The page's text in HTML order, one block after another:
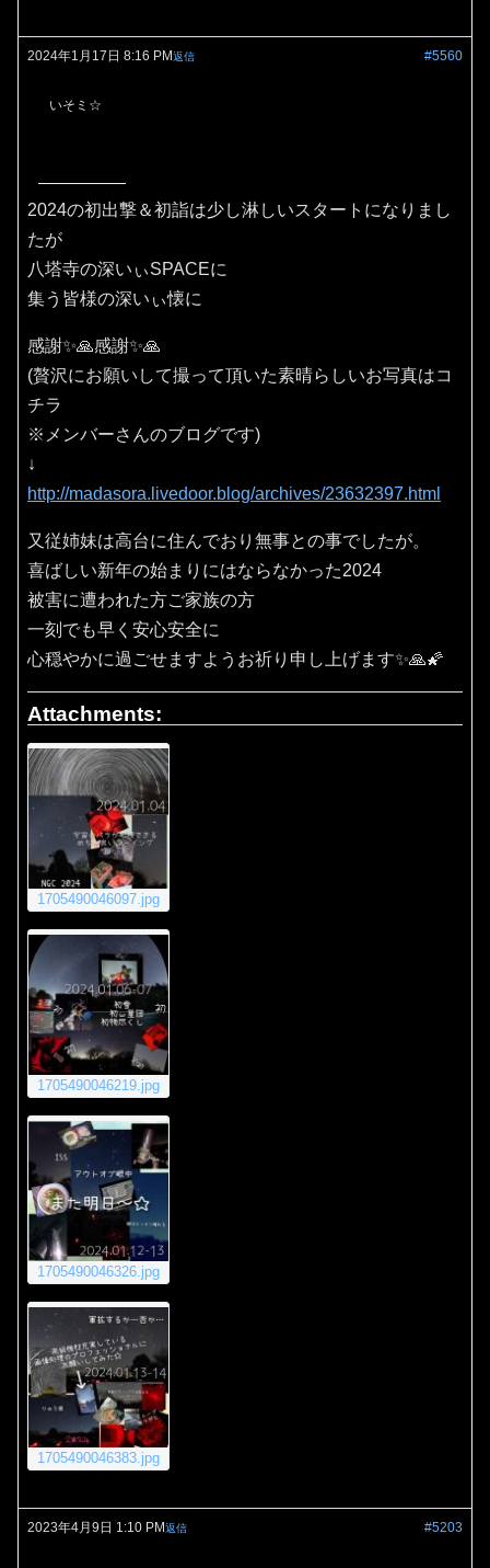
2024年1月17日 8:16 PM #5560
返信
いそミ☆
2024の初出撃＆初詣は少し淋しいスタートになりまし
たが
八塔寺の深いぃSPACEに
集う皆様の深いぃ懐に
感謝✨🙏感謝✨🙏
(贅沢にお願いして撮って頂いた素晴らしいお写真はコ
チラ
※メンバーさんのブログです)
↓
http://madasora.livedoor.blog/archives/23632397.html
又従姉妹は高台に住んでおり無事との事でしたが。
喜ばしい新年の始まりにはならなかった2024
被害に遭われた方ご家族の方
一刻でも早く安心安全に
心穏やかに過ごせますようお祈り申し上げます✨🙏🌠
Attachments:
1705490046097.jpg
1705490046219.jpg
1705490046326.jpg
1705490046383.jpg
2023年4月9日 1:10 PM #5203
返信